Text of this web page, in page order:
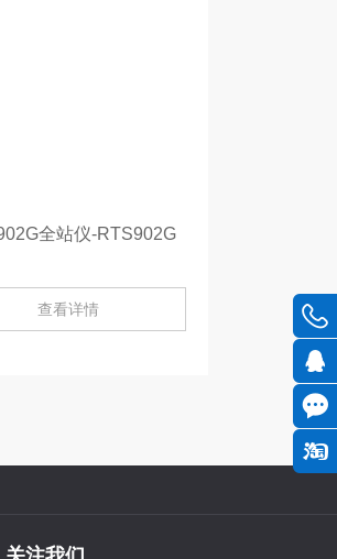
全站仪-RTS902G
查看详情